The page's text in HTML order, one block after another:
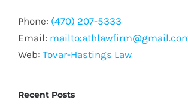
Phone: (470) 207-5333
Email:
Web: Tovar-Hastings Law
Recent Posts